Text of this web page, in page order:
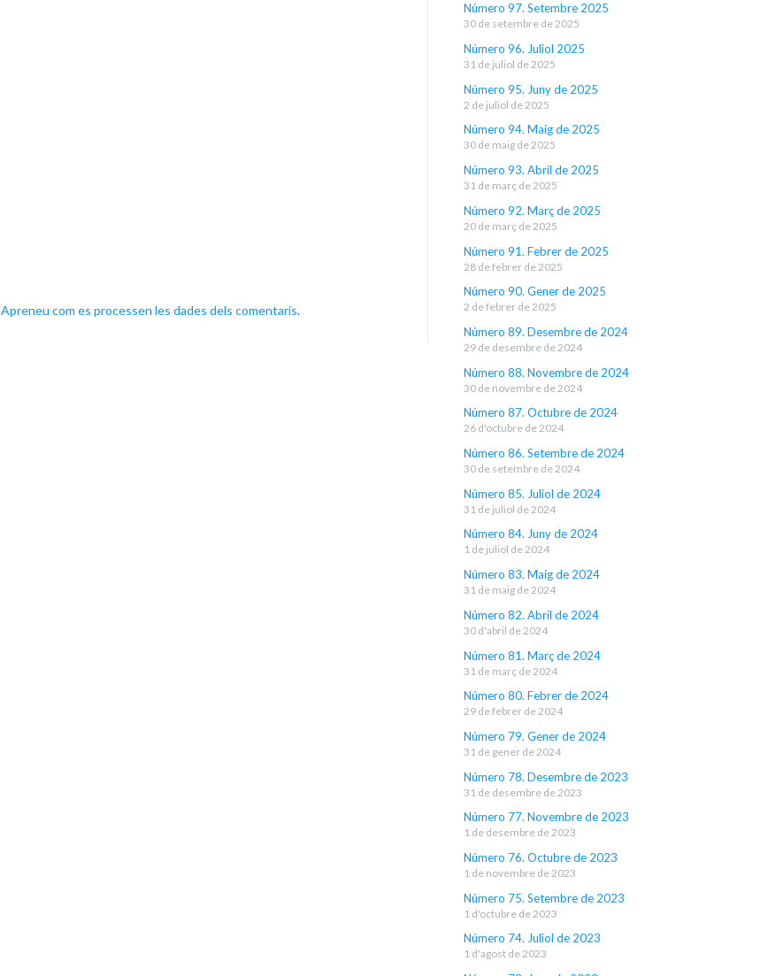
Apreneu com es processen les dades dels comentaris.
Número 97. Setembre 2025
30 de setembre de 2025
Número 96. Juliol 2025
31 de juliol de 2025
Número 95. Juny de 2025
2 de juliol de 2025
Número 94. Maig de 2025
30 de maig de 2025
Número 93. Abril de 2025
31 de març de 2025
Número 92. Març de 2025
20 de març de 2025
Número 91. Febrer de 2025
28 de febrer de 2025
Número 90. Gener de 2025
2 de febrer de 2025
Número 89. Desembre de 2024
29 de desembre de 2024
Número 88. Novembre de 2024
30 de novembre de 2024
Número 87. Octubre de 2024
26 d'octubre de 2024
Número 86. Setembre de 2024
30 de setembre de 2024
Número 85. Juliol de 2024
31 de juliol de 2024
Número 84. Juny de 2024
1 de juliol de 2024
Número 83. Maig de 2024
31 de maig de 2024
Número 82. Abril de 2024
30 d'abril de 2024
Número 81. Març de 2024
31 de març de 2024
Número 80. Febrer de 2024
29 de febrer de 2024
Número 79. Gener de 2024
31 de gener de 2024
Número 78. Desembre de 2023
31 de desembre de 2023
Número 77. Novembre de 2023
1 de desembre de 2023
Número 76. Octubre de 2023
1 de novembre de 2023
Número 75. Setembre de 2023
1 d'octubre de 2023
Número 74. Juliol de 2023
1 d'agost de 2023